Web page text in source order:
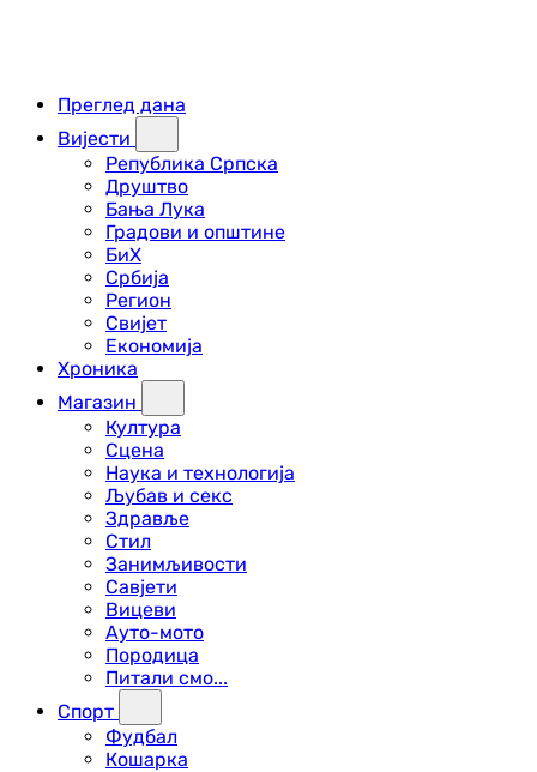
Преглед дана
Вијести
Република Српска
Друштво
Бања Лука
Градови и општине
БиХ
Србија
Регион
Свијет
Економија
Хроника
Магазин
Култура
Сцена
Наука и технологија
Љубав и секс
Здравље
Стил
Занимљивости
Савјети
Вицеви
Ауто-мото
Породица
Питали смо...
Спорт
Фудбал
Кошарка